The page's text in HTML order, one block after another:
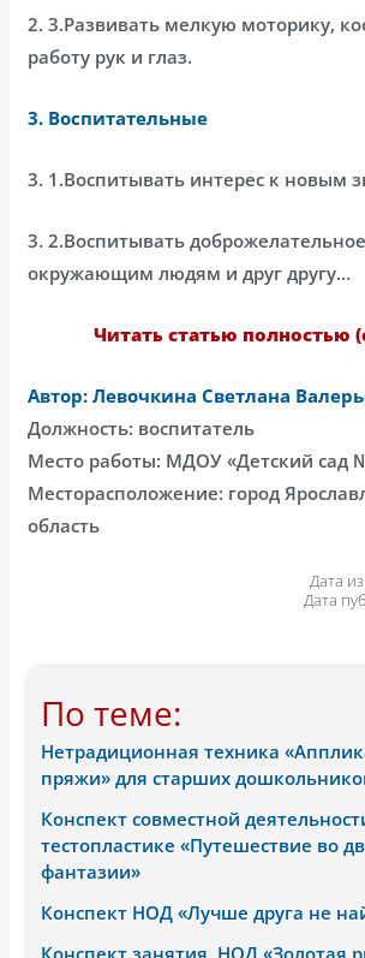
2. 3.Развивать мелкую моторику,
работу рук и глаз.
3. Воспитательные
3. 1.Воспитывать интерес к новым
3. 2.Воспитывать
окружающим людям и друг другу…
Читать статью полностью
Автор: Левочкина Светлана
Должность: воспитатель
Место работы: МДОУ «Детский сад
Месторасположение: город
область
Дата
Дата
По теме:
Нетрадиционная техника
пряжи» для старших
Конспект совместной
тестопластике «Путешествие во
фантазии»
Конспект НОД «Лучше друга не
Конспект занятия, НОД «Золотая